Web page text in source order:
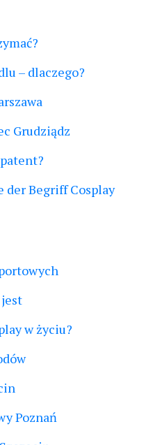
– dlaczego?
Grudziądz
der Begriff Cosplay
w życiu?
Poznań